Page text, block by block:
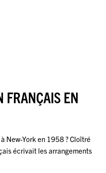
FRANÇAIS EN
New-York en 1958 ? Cloîtré
écrivait les arrangements